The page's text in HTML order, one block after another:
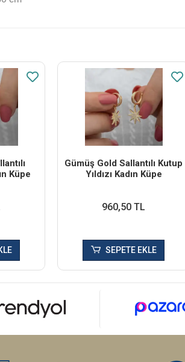
Küpe
Gümüş Gold Sallantılı Kutup
Yıldızı Kadın Küpe
960,50 TL
SEPETE EKLE